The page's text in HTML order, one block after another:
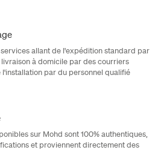
allant de l'expédition standard par
à domicile par des courriers
l'installation par du personnel qualifié
sur Mohd sont 100% authentiques,
et proviennent directement des